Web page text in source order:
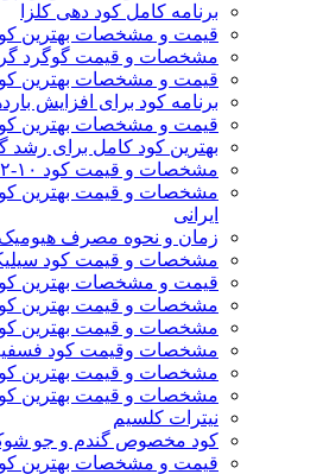
برنامه کامل کود دهی کلزا
قیمت و مشخصات بهترین
مشخصات و قیمت گوگرد
قیمت و مشخصات بهترین
برنامه کود برای افزایش
قیمت و مشخصات بهترین
بهترین کود کامل برای رشد
مشخصات و قیمت کود ۱۰-۵۲-۱۰ خارجی
مشخصات و قیمت بهترین
ایرانی
زمان و نحوه مصرف هیومیک
مشخصات و قیمت کود
قیمت و مشخصات بهترین
مشخصات و قیمت بهترین
مشخصات و قیمت بهترین کود
مشخصات وقیمت کود
مشخصات و قیمت بهترین
مشخصات و قیمت بهترین
نیترات کلسیم
کود مخصوص گندم و جو
قیمت و مشخصات بهترین کود۱۲-۱۲-۳۶